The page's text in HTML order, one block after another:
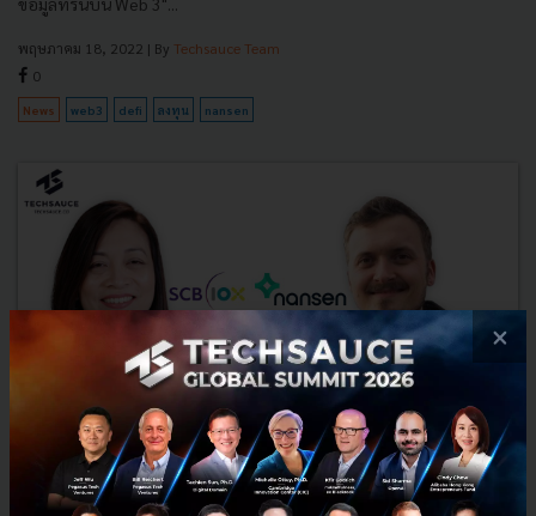
พฤษภาคม 18, 2022 | By Techsauce Team
0
News web3 defi ลงทุน nansen
×